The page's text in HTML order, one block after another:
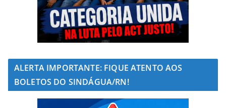
ALERTA IMPORTANTE: FIQUE ATENTO AOS
BOLETOS DO SINDÁGUA/RN!